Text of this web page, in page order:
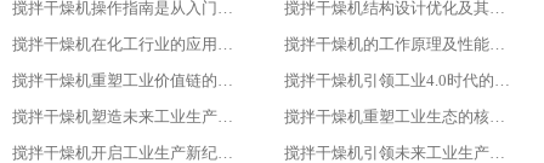
搅拌干燥机操作指南是从入门到精通
搅拌干燥机结构设计优化及其影响研究
搅拌干燥机在化工行业的应用及优势分析
搅拌干燥机的工作原理及性能特点详解
搅拌干燥机重塑工业价值链的重要一环
搅拌干燥机引领工业4.0时代的核心设备
搅拌干燥机塑造未来工业生产新格局的重要工具
搅拌干燥机重塑工业生态的核心力量
搅拌干燥机开启工业生产新纪元的关键
搅拌干燥机引领未来工业生产的先锋